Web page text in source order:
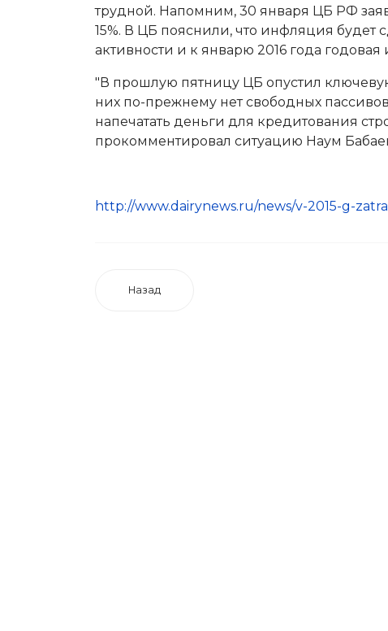
трудной. Напомним, 30 января ЦБ РФ
15%. В ЦБ пояснили, что инфляция
активности и к январю 2016 года
"В прошлую пятницу ЦБ опустил
них по-прежнему нет свободных
напечатать деньги для кредитования
прокомментировал ситуацию Наум
http://www.dairynews.ru/news/v-2015-g-
Назад